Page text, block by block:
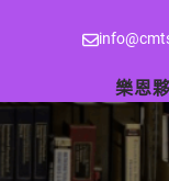
樂恩